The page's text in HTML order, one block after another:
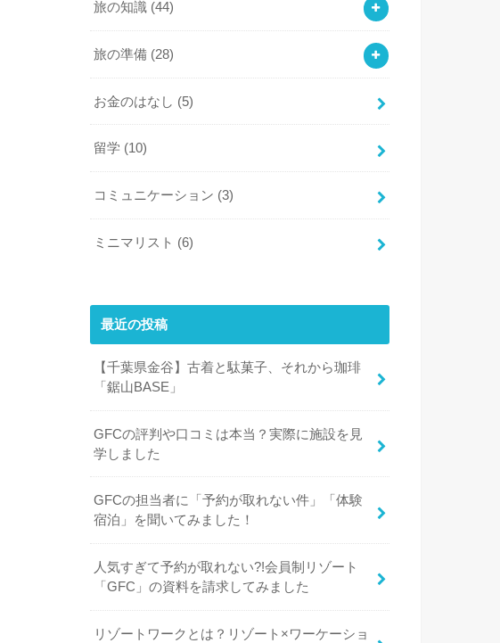
旅の知識 (44)
旅の準備 (28)
お金のはなし (5)
留学 (10)
コミュニケーション (3)
ミニマリスト (6)
最近の投稿
【千葉県金谷】古着と駄菓子、それから珈琲
「鋸山BASE」
GFCの評判や口コミは本当？実際に施設を見
学しました
GFCの担当者に「予約が取れない件」「体験
宿泊」を聞いてみました！
人気すぎて予約が取れない?!会員制リゾート
「GFC」の資料を請求してみました
リゾートワークとは？リゾート×ワーケーショ